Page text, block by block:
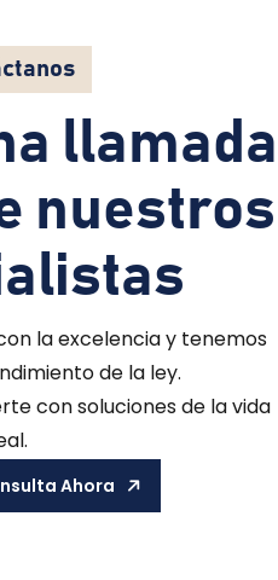
llamada
nuestros
la excelencia y tenemos
de la ley.
con soluciones de la vida
Ahora